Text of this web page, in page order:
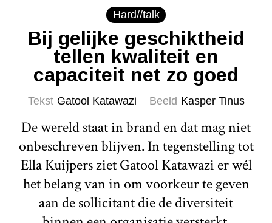
Hard//talk
Bij gelijke geschiktheid
tellen kwaliteit en
capaciteit net zo goed
Tekst Gatool Katawazi Beeld Kasper Tinus
De wereld staat in brand en dat mag niet
onbeschreven blijven. In tegenstelling tot
Ella Kuijpers ziet Gatool Katawazi er wél
het belang van in om voorkeur te geven
aan de sollicitant die de diversiteit